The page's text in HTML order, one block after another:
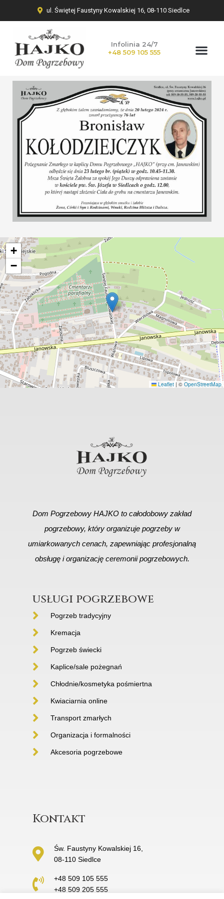
ul. Świętej Faustyny Kowalskiej 16, 08-110 Siedlce
Infolinia 24/7
+48 509 105 555
+
−
Leaflet | © OpenStreetMap
Dom Pogrzebowy HAJKO to całodobowy zakład
pogrzebowy, który organizuje pogrzeby w
umiarkowanych cenach, zapewniając profesjonalną
obsługę i organizację ceremonii pogrzebowych.
usługi pogrzebowe
Pogrzeb tradycyjny
Kremacja
Pogrzeb świecki
Kaplice/sale pożegnań
Chłodnie/kosmetyka pośmiertna
Kwiaciarnia online
Transport zmarłych
Organizacja i formalności
Akcesoria pogrzebowe
Kontakt
Św. Faustyny Kowalskiej 16,
08-110 Siedlce
+48 509 105 555
+48 509 205 555